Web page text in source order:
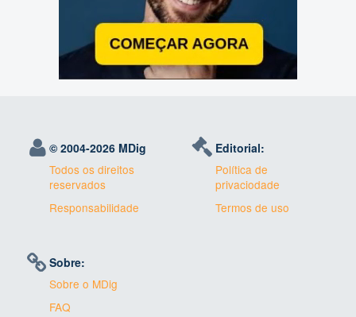
© 2004-2026 MDig
Todos os direitos
reservados
Responsabilidade
Editorial:
Política de
privaciodade
Termos de uso
Sobre:
Sobre o MDig
FAQ